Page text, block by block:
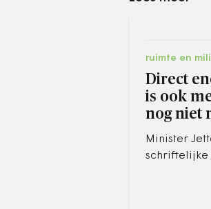
ruimte en
Direct
is ook
nog niet
Minister
schriftelijke